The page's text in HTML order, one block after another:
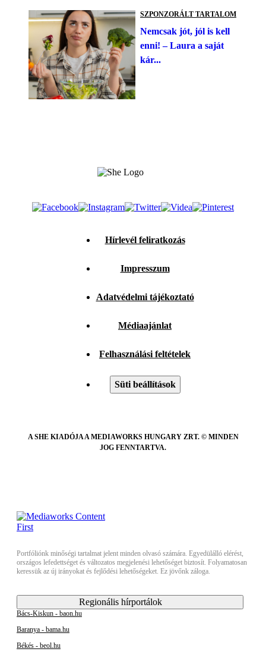
SZPONZORÁLT TARTALOM
Nemcsak jót, jól is kell
enni! – Laura a saját
kár...
Hírlevél feliratkozás
Impresszum
Adatvédelmi tájékoztató
Médiaajánlat
Felhasználási feltételek
Süti beállítások
A SHE KIADÓJA A MEDIAWORKS HUNGARY ZRT. © MINDEN
JOG FENNTARTVA.
Portfóliónk minőségi tartalmat jelent minden olvasó számára. Egyedülálló elérést,
országos lefedettséget és változatos megjelenési lehetőséget biztosít. Folyamatosan
keressük az új irányokat és fejlődési lehetőségeket. Ez jövőnk záloga.
Regionális hírportálok
Bács-Kiskun - baon.hu
Baranya - bama.hu
Békés - beol.hu